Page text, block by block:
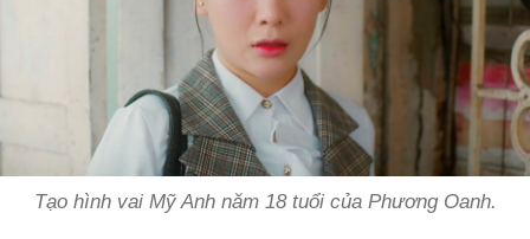
Tạo hình vai Mỹ Anh năm 18 tuổi của Phương Oanh.